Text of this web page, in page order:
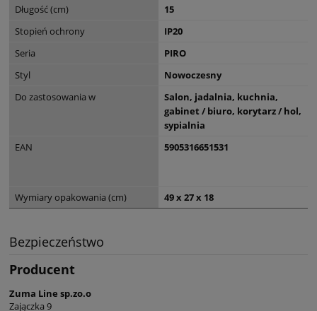
Długość (cm)
15
Stopień ochrony
IP20
Seria
PIRO
Styl
Nowoczesny
Do zastosowania w
Salon, jadalnia, kuchnia,
gabinet / biuro, korytarz / hol,
sypialnia
EAN
5905316651531
Wymiary opakowania (cm) 49 x 27 x 18
Bezpieczeństwo
Producent
Zuma Line sp.zo.o
Zajączka 9